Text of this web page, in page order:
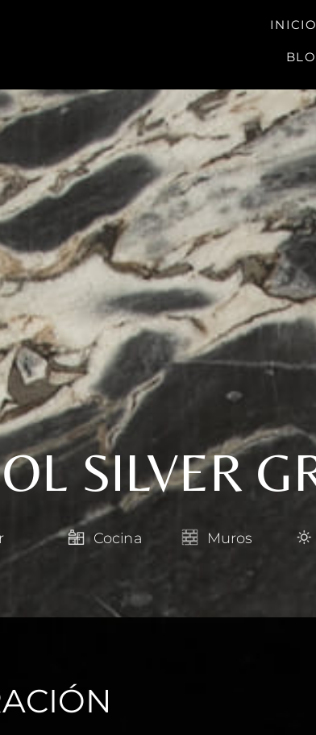
INICIO
SILVER
Cocina Muros